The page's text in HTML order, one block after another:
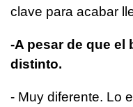
clave para acabar
-A pesar de que el
distinto.
- Muy diferente. Lo